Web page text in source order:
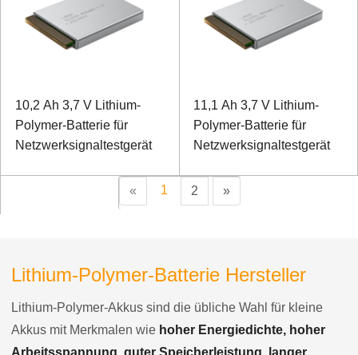
10,2 Ah 3,7 V Lithium-
Polymer-Batterie für
Netzwerksignaltestgerät
11,1 Ah 3,7 V Lithium-
Polymer-Batterie für
Netzwerksignaltestgerät
« 1 2 »
Lithium-Polymer-Batterie Hersteller
Lithium-Polymer-Akkus sind die übliche Wahl für kleine
Akkus mit Merkmalen wie hoher Energiedichte, hoher
Arbeitsspannung, guter Speicherleistung, langer